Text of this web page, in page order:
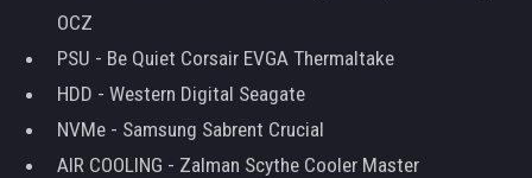
OCZ
PSU - Be Quiet Corsair EVGA Thermaltake
HDD - Western Digital Seagate
NVMe - Samsung Sabrent Crucial
AIR COOLING - Zalman Scythe Cooler Master